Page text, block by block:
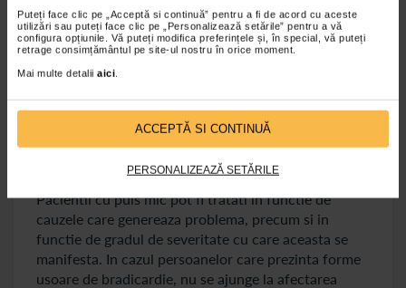
Puteți face clic pe „Acceptă si continuă” pentru a fi de acord cu aceste
utilizări sau puteți face clic pe „Personalizează setările” pentru a vă
configura opțiunile. Vă puteți modifica preferințele și, în special, vă puteți
retrage consimțământul pe site-ul nostru în orice moment.
Mai multe detalii aici
ACCEPTĂ SI CONTINUĂ
PERSONALIZEAZĂ SETĂRILE
Diagnosticarea bradicardiei se poate realiza clinic,
printr-un control de rutina, masurand pulsul si
frecventa cardiaca. Exista mai multe investigatii care
pot fi de ajutor in a stabili diagnosticul de puls mic,
printre care ecografia cardiaca, EKG, analize ale
sangelui sau teste de efort.
Bradicardie – tratament
Pacientii cu puls mic pot fi tratati in functie de
cauzele care genereaza problema, precum si in
functie de gradul de severitate cu care aceasta se
manifesta. In cazul persoanelor care prezinta forme
usoare de bradicardie, nu se ajunge la afectarea